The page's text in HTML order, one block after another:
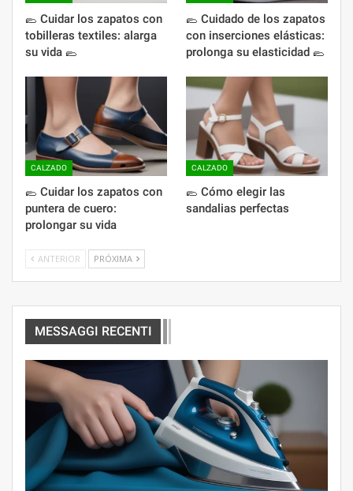
🥿 Cuidar los zapatos con
tobilleras textiles: alarga
su vida 🥿
🥿 Cuidado de los zapatos
con inserciones elásticas:
prolonga su elasticidad 🥿
CALZADO
🥿 Cuidar los zapatos con
puntera de cuero:
prolongar su vida
CALZADO
🥿 Cómo elegir las
sandalias perfectas
ANTERIOR PRÓXIMA
MESSAGGI RECENTI